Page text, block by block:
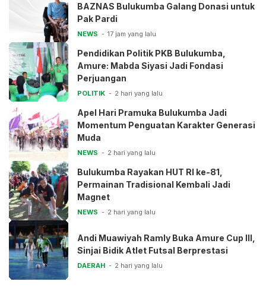
BAZNAS Bulukumba Galang Donasi untuk
Pak Pardi
NEWS 17 jam yang lalu
Pendidikan Politik PKB Bulukumba,
Amure: Mabda Siyasi Jadi Fondasi
Perjuangan
POLITIK 2 hari yang lalu
Apel Hari Pramuka Bulukumba Jadi
Momentum Penguatan Karakter Generasi
Muda
NEWS 2 hari yang lalu
Bulukumba Rayakan HUT RI ke-81,
Permainan Tradisional Kembali Jadi
Magnet
NEWS 2 hari yang lalu
Andi Muawiyah Ramly Buka Amure Cup III,
Sinjai Bidik Atlet Futsal Berprestasi
DAERAH 2 hari yang lalu